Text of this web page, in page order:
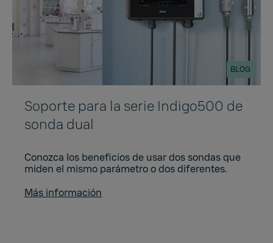
BLOG
Soporte para la serie Indigo500 de
sonda dual
Conozca los beneficios de usar dos sondas que
miden el mismo parámetro o dos diferentes.
Más información